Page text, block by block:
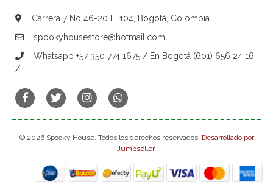
Carrera 7 No 46-20 L. 104, Bogotá, Colombia
spookyhousestore@hotmail.com
Whatsapp +57 350 774 1675 / En Bogotá (601) 656 24 16
/
© 2026 Spooky House. Todos los derechos reservados. Desarrollado por
Jumpseller.